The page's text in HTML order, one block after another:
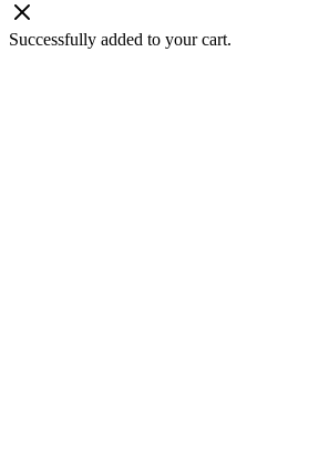
Successfully added to your cart.